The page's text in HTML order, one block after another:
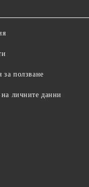
за ползване
личните данни